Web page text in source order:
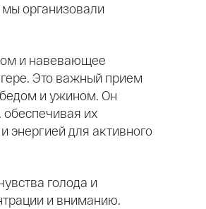
мы организовали
и навевающее
Это важный прием
и ужином. Он
обеспечивая их
для активного
голода и
и вниманию.